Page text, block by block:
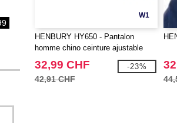
W1
HENBURY HY650 - Pantalon
homme chino ceinture ajustable
32,99 CHF
42,91 CHF
-23%